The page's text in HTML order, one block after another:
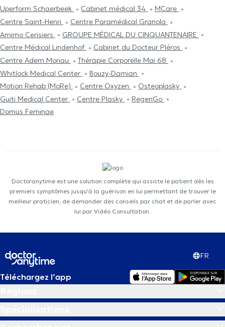
Uperform Schaerbeek
Cabinet médical 34
MCare
Centre Saint-Henri
Centre Paramédical Granola
Amimo Cerisiers
GROUPE MÉDICAL DU CINQUANTENAIRE
Centre Médical Lindenhof
Cabinet du Docteur Pléros
Centre Adem Moriau
Thérapie Corporelle Mai 68
Whitlock Medical Center
Bouzy-Damian
Motion Rehab (MoRe)
Centre Oxyzen
Osteoplasky
Guiti Medical Center
Centre Plasky
RegenGo
Domus Feminae
Doctoranytime est une solution complète qui assiste le patient dès les
premiers symptômes jusqu'à la guérison en lui permettant de trouver le
meilleur praticien, de demander des conseils par chat et de parler avec
lui par Vidéo Consultation.
FR
Téléchargez l’app